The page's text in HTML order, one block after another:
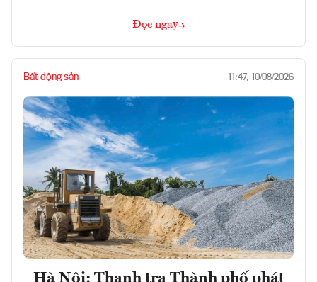
Đọc ngay
Bất động sản 11:47, 10/08/2026
Hà Nội: Thanh tra Thành phố phát